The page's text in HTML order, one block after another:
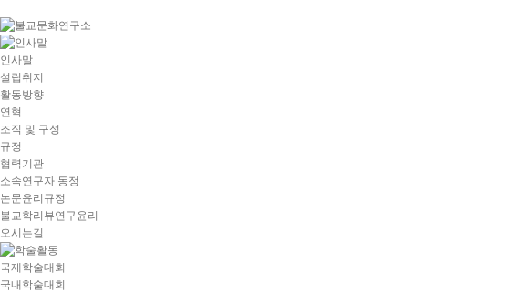
Local
Navigation
goto
Service
goto
copyright
인사말
설립취지
활동방향
연혁
조직 및 구성
규정
협력기관
소속연구자 동정
논문윤리규정
불교학리뷰연구윤리
오시는길
국제학술대회
국내학술대회